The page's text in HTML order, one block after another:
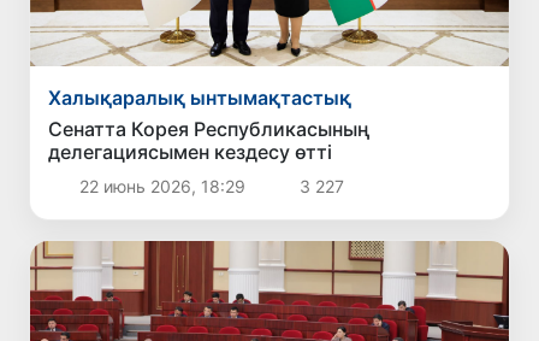
Халықаралық ынтымақтастық
Сенатта Корея Республикасының
делегациясымен кездесу өтті
22 июнь 2026, 18:29 3 227